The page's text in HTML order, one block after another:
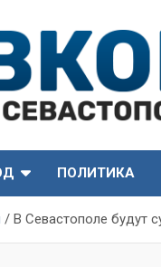
ПОЛИТИКА
В Севастополе будут